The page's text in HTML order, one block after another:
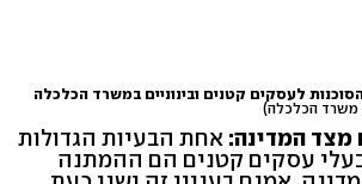
לעסקים קטנים ובינוניים במשרד הכלכלה
משרד הכלכלה)
המדינה: אחת הבעיות הגדולות
עסקים קטנים הם ההמתנה